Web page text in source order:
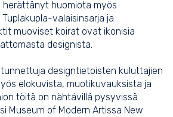
herättänyt huomiota myös
Tuplakupla-valaisinsarja ja
muoviset koirat ovat ikonisia
designista.
designtietoisten kuluttajien
elokuvista, muotikuvauksista ja
töitä on nähtävillä pysyvissä
Museum of Modern Artissa New